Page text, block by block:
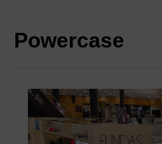
Powercase